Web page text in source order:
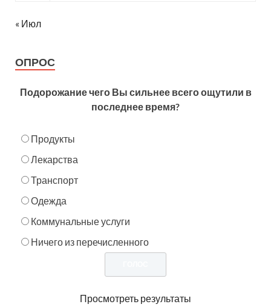
« Июл
ОПРОС
Подорожание чего Вы сильнее всего ощутили в
последнее время?
Продукты
Лекарства
Транспорт
Одежда
Коммунальные услуги
Ничего из перечисленного
Просмотреть результаты